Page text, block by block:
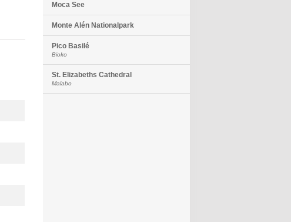
Moca See
Monte Alén Nationalpark
Pico Basilé
Bioko
St. Elizabeths Cathedral
Malabo